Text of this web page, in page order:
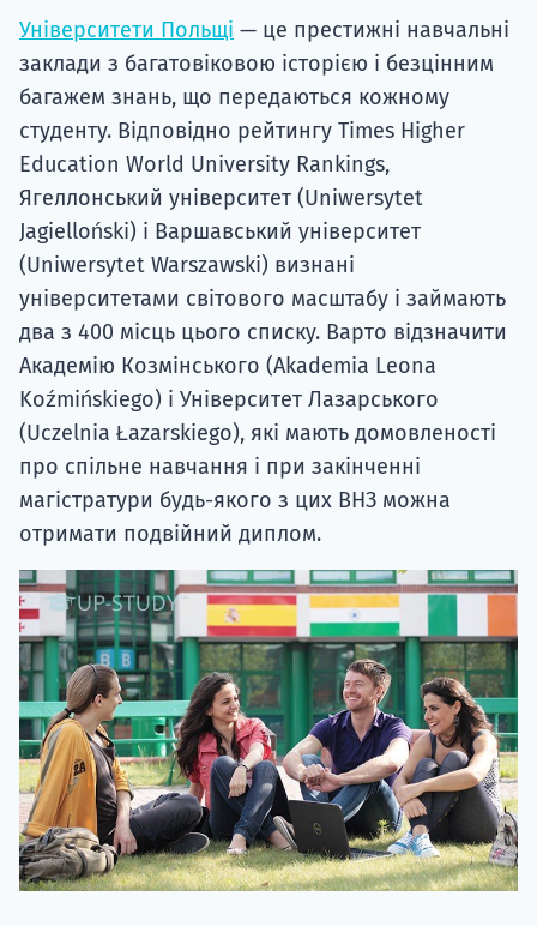
Університети Польщі — це престижні навчальні
заклади з багатовіковою історією і безцінним
багажем знань, що передаються кожному
студенту. Відповідно рейтингу Times Higher
Education World University Rankings,
Ягеллонський університет (Uniwersytet
Jagielloński) і Варшавський університет
(Uniwersytet Warszawski) визнані
університетами світового масштабу і займають
два з 400 місць цього списку. Варто відзначити
Академію Козмінського (Akademia Leona
Koźmińskiego) і Університет Лазарського
(Uczelnia Łazarskiego), які мають домовленості
про спільне навчання і при закінченні
магістратури будь-якого з цих ВНЗ можна
отримати подвійний диплом.